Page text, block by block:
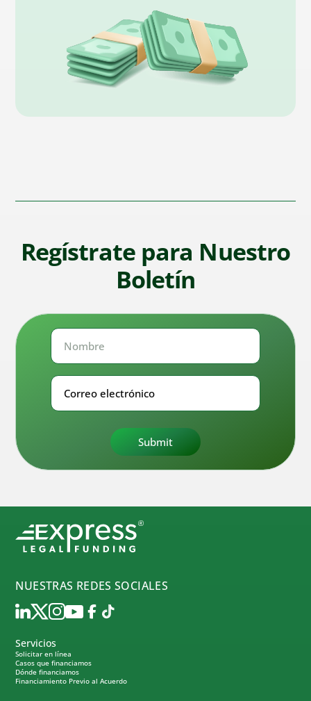
Regístrate para Nuestro
Boletín
Nombre
Correo
electrónico
NUESTRAS REDES SOCIALES
Servicios
Solicitar en línea
Casos que financiamos
Dónde financiamos
Financiamiento Previo al Acuerdo